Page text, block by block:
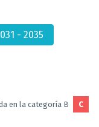
- 2035
en la categoría B C